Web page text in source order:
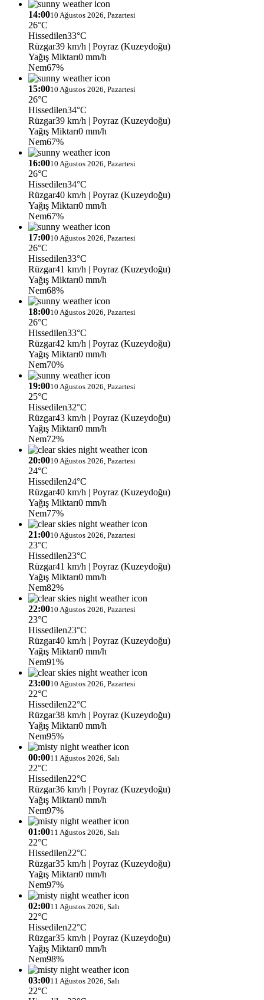
14:0010 Ağustos 2026, Pazartesi
26°C
Hissedilen33°C
Rüzgar39 km/h | Poyraz (Kuzeydoğu)
Yağış Miktarı0 mm/h
Nem67%
15:0010 Ağustos 2026, Pazartesi
26°C
Hissedilen34°C
Rüzgar39 km/h | Poyraz (Kuzeydoğu)
Yağış Miktarı0 mm/h
Nem67%
16:0010 Ağustos 2026, Pazartesi
26°C
Hissedilen34°C
Rüzgar40 km/h | Poyraz (Kuzeydoğu)
Yağış Miktarı0 mm/h
Nem67%
17:0010 Ağustos 2026, Pazartesi
26°C
Hissedilen33°C
Rüzgar41 km/h | Poyraz (Kuzeydoğu)
Yağış Miktarı0 mm/h
Nem68%
18:0010 Ağustos 2026, Pazartesi
26°C
Hissedilen33°C
Rüzgar42 km/h | Poyraz (Kuzeydoğu)
Yağış Miktarı0 mm/h
Nem70%
19:0010 Ağustos 2026, Pazartesi
25°C
Hissedilen32°C
Rüzgar43 km/h | Poyraz (Kuzeydoğu)
Yağış Miktarı0 mm/h
Nem72%
20:0010 Ağustos 2026, Pazartesi
24°C
Hissedilen24°C
Rüzgar40 km/h | Poyraz (Kuzeydoğu)
Yağış Miktarı0 mm/h
Nem77%
21:0010 Ağustos 2026, Pazartesi
23°C
Hissedilen23°C
Rüzgar41 km/h | Poyraz (Kuzeydoğu)
Yağış Miktarı0 mm/h
Nem82%
22:0010 Ağustos 2026, Pazartesi
23°C
Hissedilen23°C
Rüzgar40 km/h | Poyraz (Kuzeydoğu)
Yağış Miktarı0 mm/h
Nem91%
23:0010 Ağustos 2026, Pazartesi
22°C
Hissedilen22°C
Rüzgar38 km/h | Poyraz (Kuzeydoğu)
Yağış Miktarı0 mm/h
Nem95%
00:0011 Ağustos 2026, Salı
22°C
Hissedilen22°C
Rüzgar36 km/h | Poyraz (Kuzeydoğu)
Yağış Miktarı0 mm/h
Nem97%
01:0011 Ağustos 2026, Salı
22°C
Hissedilen22°C
Rüzgar35 km/h | Poyraz (Kuzeydoğu)
Yağış Miktarı0 mm/h
Nem97%
02:0011 Ağustos 2026, Salı
22°C
Hissedilen22°C
Rüzgar35 km/h | Poyraz (Kuzeydoğu)
Yağış Miktarı0 mm/h
Nem98%
03:0011 Ağustos 2026, Salı
22°C